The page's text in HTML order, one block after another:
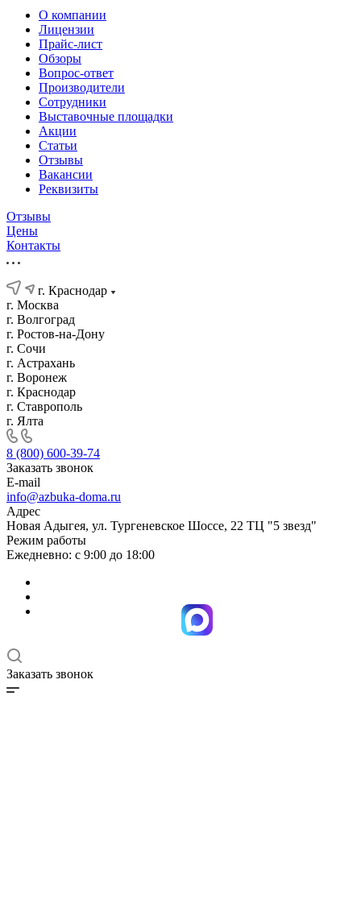
О компании
Лицензии
Прайс-лист
Обзоры
Вопрос-ответ
Производители
Сотрудники
Выставочные площадки
Акции
Статьи
Отзывы
Вакансии
Реквизиты
Отзывы
Цены
Контакты
г. Краснодар
г. Москва
г. Волгоград
г. Ростов-на-Дону
г. Сочи
г. Астрахань
г. Воронеж
г. Краснодар
г. Ставрополь
г. Ялта
8 (800) 600-39-74
Заказать звонок
E-mail
info@azbuka-doma.ru
Адрес
Новая Адыгея, ул. Тургеневское Шоссе, 22 ТЦ "5 звезд"
Режим работы
Ежедневно: с 9:00 до 18:00
Заказать звонок